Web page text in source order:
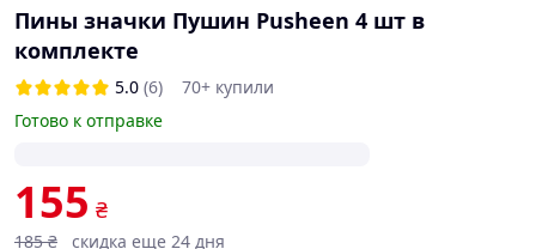
Пины значки Пушин Pusheen 4 шт в
комплекте
5.0 (6)
70+ купили
Готово к отправке
155 ₴
185 ₴ скидка еще 24 дня